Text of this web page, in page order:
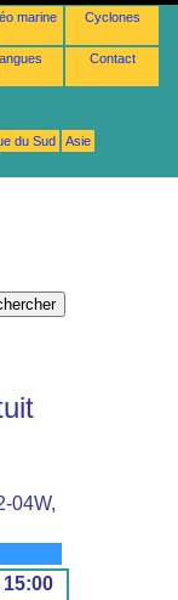
marine Cyclones
Contact
du Sud
Asie
15:00